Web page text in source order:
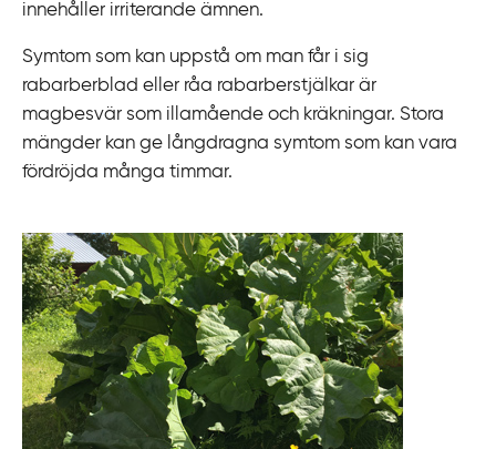
innehåller irriterande ämnen.
Symtom som kan uppstå om man får i sig
rabarberblad eller råa rabarberstjälkar är
magbesvär som illamående och kräkningar. Stora
mängder kan ge långdragna symtom som kan vara
fördröjda många timmar.